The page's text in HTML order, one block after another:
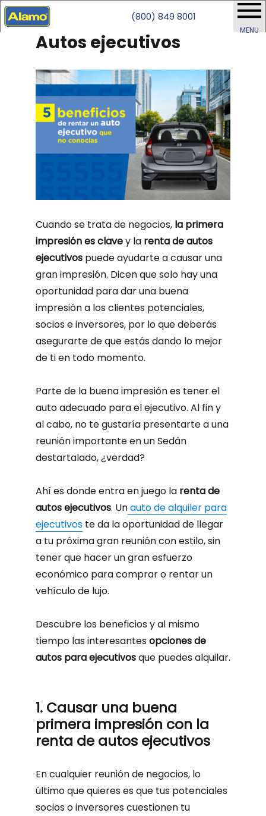
(800) 849 8001
MENU
Autos ejecutivos
Cuando se trata de negocios, la primera
impresión es clavey larenta de autos
ejecutivos puede ayudarte a causar una
gran impresión. Dicen que solo hay una
oportunidad para dar una buena
impresión a los clientes potenciales,
socios e inversores, por lo que deberás
asegurarte de que estás dando lo mejor
de ti en todo momento.
Parte de la buena impresión es tener el
auto adecuado para el ejecutivo. Al fin y
al cabo, no te gustaría presentarte a una
reunión importante en un Sedán
destartalado, ¿verdad?
Ahí es donde entra en juego larenta de
autos ejecutivos. Unauto de alquiler para
ejecutivoste da la oportunidad de llegar
a tu próxima gran reunión con estilo, sin
tener que hacer un gran esfuerzo
económico para comprar o rentar un
vehículo de lujo.
Descubre los beneficios y al mismo
tiempo las interesantesopciones de
autos para ejecutivosque puedes alquilar.
1. Causar una buena
primera impresión con la
renta de autos ejecutivos
En cualquier reunión de negocios, lo
último que quieres es que tus potenciales
socios o inversores cuestionen tu